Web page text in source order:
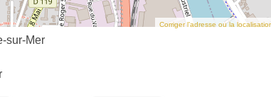
Corriger l’adresse ou la
sur-Mer